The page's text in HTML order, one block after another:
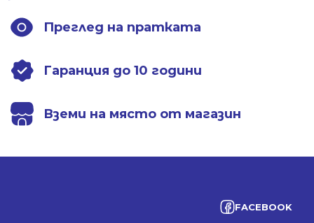
Преглед на пратката
Гаранция до 10 години
Вземи на място от магазин
FACEBOOK